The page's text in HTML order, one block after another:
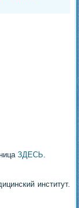
ЗДЕСЬ
институт.